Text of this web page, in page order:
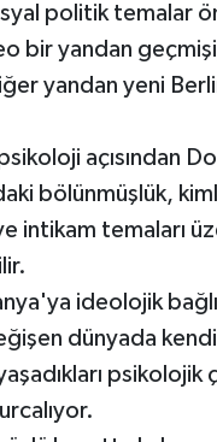
politik temalar
bir yandan
yandan yeni
açısından
bölünmüşlük,
intikam temaları
ideolojik
dünyada
psikolojik